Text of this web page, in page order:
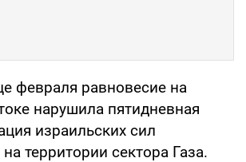
февраля равновесие на
нарушила пятидневная
израильских сил
территории сектора Газа.